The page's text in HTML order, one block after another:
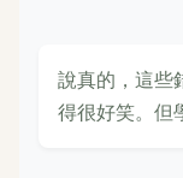
說真的，這些
得很好笑。但